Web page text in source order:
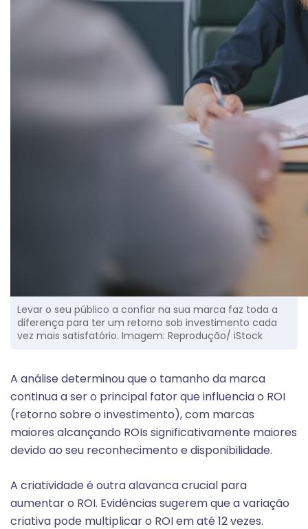
Levar o seu público a confiar na sua marca faz toda a
diferença para ter um retorno sob investimento cada
vez mais satisfatório. Imagem: Reprodução/ iStock
A análise determinou que o tamanho da marca
continua a ser o principal fator que influencia o ROI
(retorno sobre o investimento), com marcas
maiores alcançando ROIs significativamente maiores
devido ao seu reconhecimento e disponibilidade.
A criatividade é outra alavanca crucial para
aumentar o ROI. Evidências sugerem que a variação
criativa pode multiplicar o ROI em até 12 vezes.